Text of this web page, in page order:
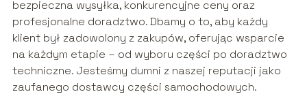
bezpieczna wysyłka, konkurencyjne ceny oraz
profesjonalne doradztwo. Dbamy o to, aby każdy
klient był zadowolony z zakupów, oferując wsparcie
na każdym etapie – od wyboru części po doradztwo
techniczne. Jesteśmy dumni z naszej reputacji jako
zaufanego dostawcy części samochodowych.